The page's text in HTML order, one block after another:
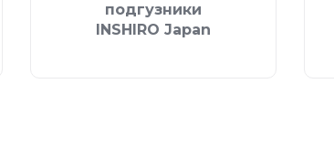
подгузники
INSHIRO Japan